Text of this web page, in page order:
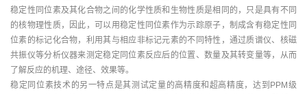
稳定性同位素及其化合物之间的化学性质和生物性质是相同的，只是具有不同
的核物理性质，因此，可以用稳定性同位素作为示踪原子，制成含有稳定性同
位素的标记化合物，利用其与相应非标记元素的不同特性，通过质谱仪、核磁
共振仪等分析仪器来测定稳定同位素反应后的位置、数量及其转变量等，从而
了解反应的机理、途径、效果等。
稳定同位素技术的另一特点是其测试定量的高精度和超高精度，达到PPM级